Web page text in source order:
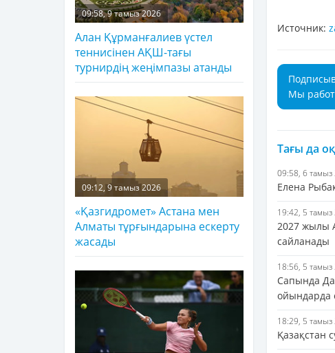
Источник:
Мы
Тағы да
09:58, 6 тамыз
Елена
19:42, 5
2027 жылы
сайланады
18:56, 5
Сапында
ойындарда
18:29, 5
Қазақстан
09:58, 9 тамыз 2026
Алан Құрманғалиев үстел
теннисінен АҚШ-тағы
турнирдің жеңімпазы атанды
09:12, 9 тамыз 2026
«Қазгидромет» Астана мен
Алматы тұрғындарына ескерту
жасады